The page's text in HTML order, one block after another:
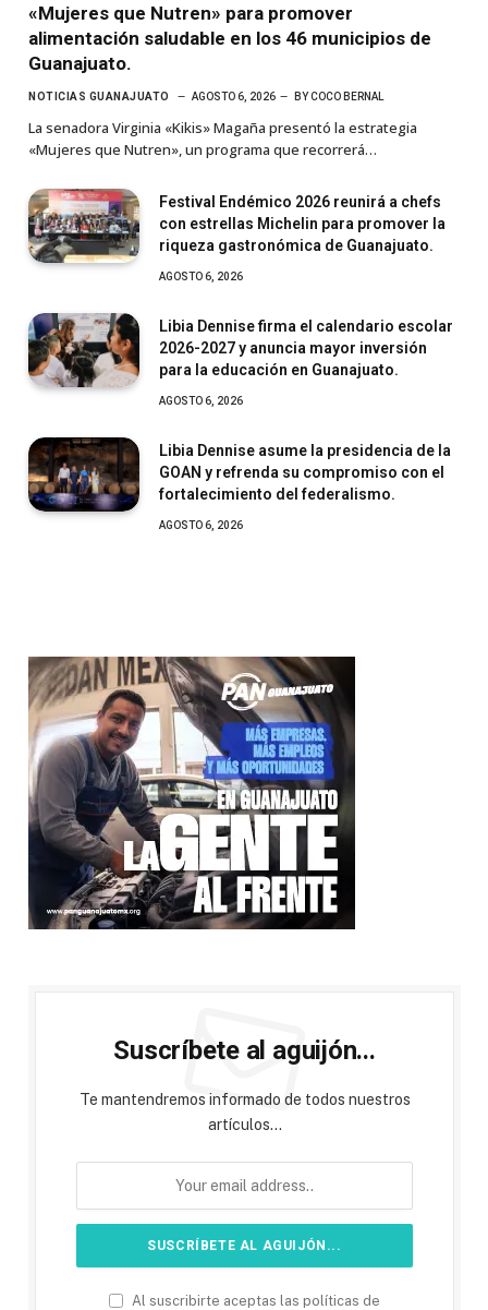
«Mujeres que Nutren» para promover
alimentación saludable en los 46 municipios de
Guanajuato.
NOTICIAS GUANAJUATO AGOSTO 6, 2026 BY COCO BERNAL
La senadora Virginia «Kikis» Magaña presentó la estrategia
«Mujeres que Nutren», un programa que recorrerá…
Festival Endémico 2026 reunirá a chefs
con estrellas Michelin para promover la
riqueza gastronómica de Guanajuato.
AGOSTO 6, 2026
Libia Dennise firma el calendario escolar
2026-2027 y anuncia mayor inversión
para la educación en Guanajuato.
AGOSTO 6, 2026
Libia Dennise asume la presidencia de la
GOAN y refrenda su compromiso con el
fortalecimiento del federalismo.
AGOSTO 6, 2026
Suscríbete al aguijón...
Te mantendremos informado de todos nuestros
artículos...
Al suscribirte aceptas las políticas de